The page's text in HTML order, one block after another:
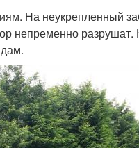
На неукрепленный
непременно